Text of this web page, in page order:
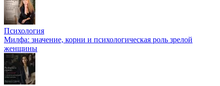
Психология
Милфа: значение, корни и психологическая роль зрелой
женщины